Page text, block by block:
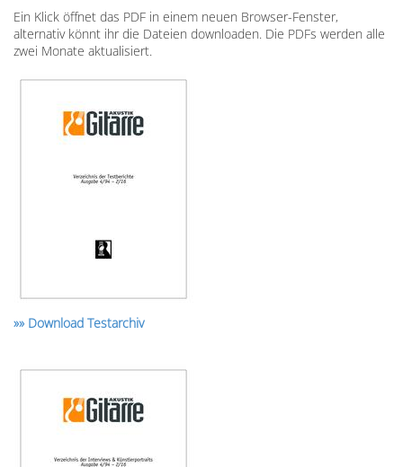
Ein Klick öffnet das PDF in einem neuen Browser-Fenster,
alternativ könnt ihr die Dateien downloaden. Die PDFs werden alle
zwei Monate aktualisiert.
»» Download Testarchiv